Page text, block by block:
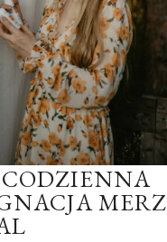
MERZ